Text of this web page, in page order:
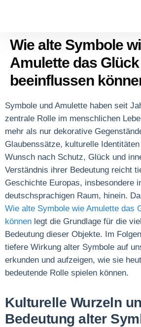
Wie alte Symbole
Amulette das Glück
beeinflussen
Symbole und Amulette haben seit
zentrale Rolle im menschlichen
mehr als nur dekorative
Glaubenssätze, kulturelle
Wunsch nach Schutz, Glück und
Verständnis ihrer Bedeutung reicht
Geschichte Europas, insbesondere
deutschsprachigen Raum, hinein.
Wie alte Symbole wie Amulette das
können legt die Grundlage für die
Bedeutung dieser Objekte. Im
tiefere Wirkung alter Symbole auf
erkunden und aufzeigen, wie sie
bedeutende Rolle spielen können.
Kulturelle Wurzeln
Bedeutung alter